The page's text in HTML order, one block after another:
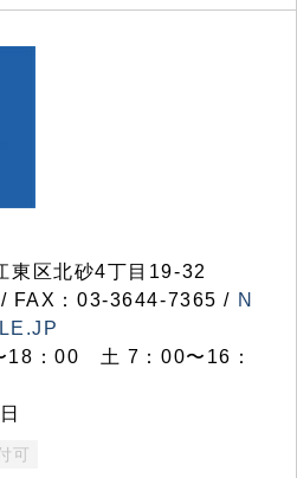
区北砂4丁目19-32
FAX：03-3644-7365 / N
18：00 土 7：00〜16：
可